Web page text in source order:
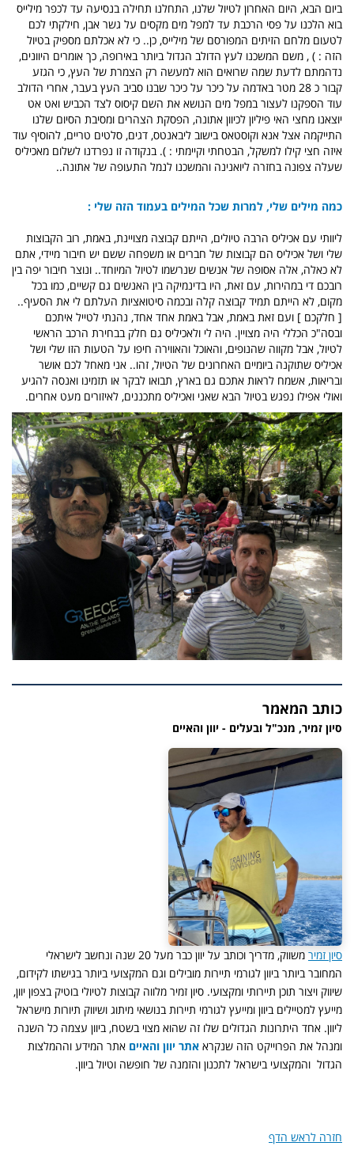
ביום הבא, היום האחרון לטיול שלנו, התחלנו תחילה בנסיעה עד לכפר מילייס
בוא הלכנו על פסי הרכבת עד למפל מים מקסים על גשר אבן, חילקתי לכם
לטעום מלחם הזיתים המפורסם של מילייס, כן.. כי לא אכלתם מספיק בטיול
הזה : ) , משם המשכנו לעץ הדולב הגדול ביותר באירופה, כך אומרים היוונים,
נדהמתם לדעת שמה שרואים הוא למעשה רק הצמרת של העץ, כי הגזע
קבור כ 28 מטר באדמה על כיכר על כיכר שבנו סביב העץ בעבר, אחרי הדולב
עוד הספקנו לעצור במפל מים הנושא את השם קיסוס לצד הכביש ואט אט
יוצאנו מחצי האי פיליון לכיוון אתונה, הפסקת הצהרים ומסיבת הסיום שלנו
התייקמה אצל אנא וקוסטאס בישוב ליבאנטס, דגים, סלטים טריים, להוסיף עוד
איזה חצי קילו למשקל, הבטחתי וקיימתי : ). בנקודה זו נפרדנו לשלום מאכיליס
שעלה צפונה בחזרה ליואנינה והמשכנו לנמל התעופה של אתונה..
כמה מילים שלי, למרות שכל המילים בעמוד הזה שלי :
ליוותי עם אכיליס הרבה טיולים, הייתם קבוצה מצויינת, באמת, רוב הקבוצות
שלי ושל אכיליס הם קבוצות של חברים או משפחה ששם יש חיבור מיידי, אתם
לא כאלה, אלה אסופה של אנשים שנרשמו לטיול המיוחד.. ונוצר חיבור יפה בין
רובכם די במהירות, עם זאת, היו בדינמיקה בין האנשים גם קשיים, כמו בכל
מקום, לא הייתם תמיד קבוצה קלה ובכמה סיטואציות העלתם לי את הסעיף..
[ חלקכם ] ועם זאת באמת, אבל באמת אחד אחד, נהנתי לטייל איתכם
ובסה"כ הכללי היה מצויין. היה לי ולאכיליס גם חלק בבחירת הרכב הראשי
לטיול, אבל מקווה שהנופים, והאוכל והאווירה חיפו על הטעות הזו שלי ושל
אכיליס שתוקנה ביומיים האחרונים של הטיול, זהו.. אני מאחל לכם אושר
ובריאות, אשמח לראות אתכם גם בארץ, תבואו לבקר או תזמינו ואנסה להגיע
ואולי אפילו נפגש בטיול הבא שאני ואכיליס מתכננים, לאיזורים מעט אחרים.
כותב המאמר
סיון זמיר, מנכ"ל ובעלים - יוון והאיים
סיון זמיר
משווק, מדריך וכותב על יוון כבר מעל 20 שנה ונחשב לישראלי
המחובר ביותר ביוון לגורמי תיירות מובילים וגם המקצועי ביותר בגישתו לקידום,
שיווק ויצור תוכן תיירותי ומקצועי. סיון זמיר מלווה קבוצות לטיולי בוטיק בצפון יוון,
מייעץ למטיילים ביוון ומייעץ לגורמי תיירות בנושאי מיתוג ושיווק תיורות מישראל
ליוון. אחד היתרונות הגדולים שלו זה שהוא מצוי בשטח, ביוון עצמה כל השנה
ומנהל את הפרוייקט הזה שנקרא אתר יוון והאיים אתר המידע וההמלצות
הגדול והמקצועי בישראל לתכנון והזמנה של חופשה וטיול ביוון.
חזרה לראש הדף